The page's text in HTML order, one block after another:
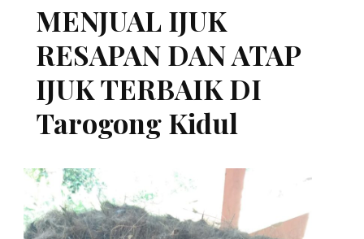
MENJUAL IJUK
RESAPAN DAN ATAP
IJUK TERBAIK DI
Tarogong Kidul